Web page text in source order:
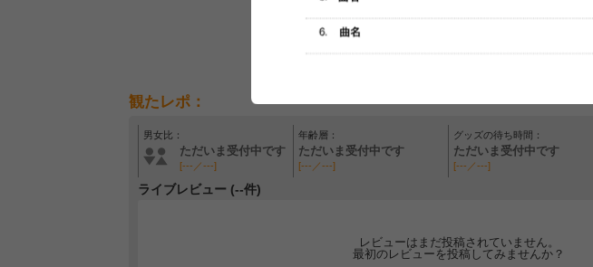
観たレポ：
男女比：
ただいま受付中です
[---／---]
年齢層：
ただいま受付中です
[---／---]
グッズの待ち時間：
ただいま受付中です
[---／---]
ライブレビュー (--件)
レビューはまだ投稿されていません。
最初のレビューを投稿してみませんか？